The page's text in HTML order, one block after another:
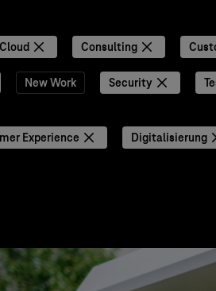
Cloud Consulting
New Work Security
Experience Digitalisierung